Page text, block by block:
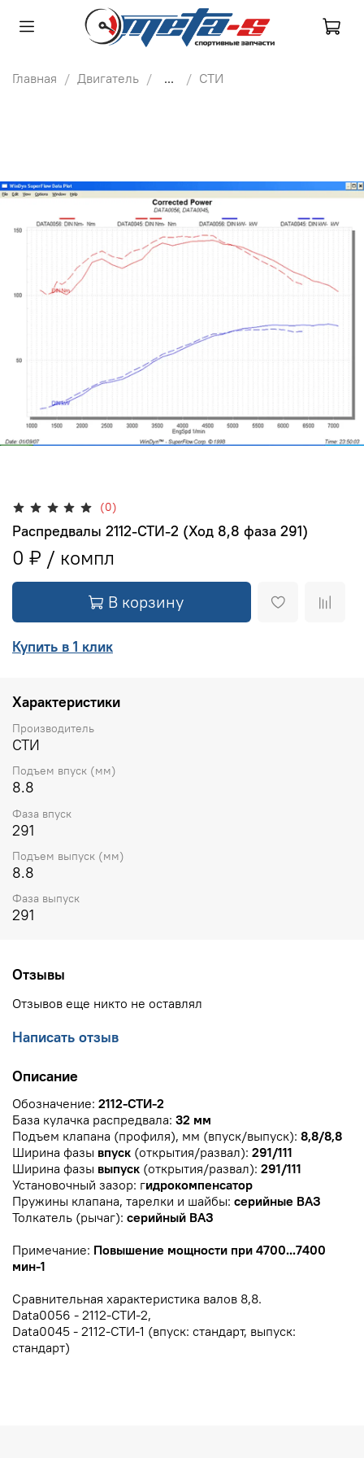
Главная Двигатель ... СТИ
(0)
Распредвалы 2112-СТИ-2 (Ход 8,8 фаза 291)
0 ₽
В корзину
Купить в 1 клик
Характеристики
Производитель
СТИ
Подъем впуск (мм)
8.8
Фаза впуск
291
Подъем выпуск (мм)
8.8
Фаза выпуск
291
Отзывы
Отзывов еще никто не оставлял
Написать отзыв
Описание
Обозначение: 2112-СТИ-2
База кулачка распредвала: 32 мм
Подъем клапана (профиля), мм (впуск/выпуск): 8,8/8,8
Ширина фазы впуск (открытия/развал): 291/111
Ширина фазы выпуск (открытия/развал): 291/111
Установочный зазор: гидрокомпенсатор
Пружины клапана, тарелки и шайбы: серийные ВАЗ
Толкатель (рычаг): серийный ВАЗ
Примечание: Повышение мощности при 4700...7400
мин-1
Сравнительная характеристика валов 8,8.
Data0056 - 2112-СТИ-2,
Data0045 - 2112-СТИ-1 (впуск: стандарт, выпуск:
стандарт)